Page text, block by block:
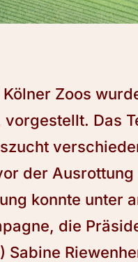
Zoos
Das
der
konnte unter
die
Sabine